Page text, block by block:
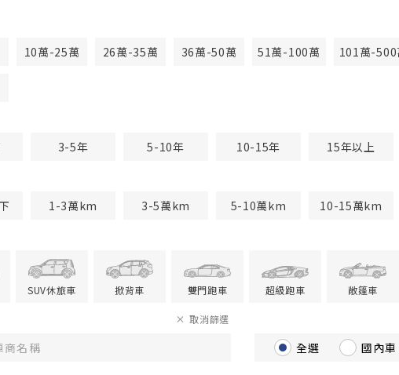
10萬-25萬 26萬-35萬 36萬-50萬 51萬-100萬 101萬-500
3-5年 5-10年 10-15年
15年以上
1-3萬km 3-5萬km 5-10萬km
10-15萬km
SUV休旅車 掀背車 雙門跑車 超級跑車 敞篷車
取消篩選
全選 國內車